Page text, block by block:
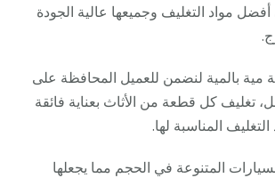
مواد التغليف وجميعها عالية الجودة
مية بالمية لنضمن للعميل المحافظة على
تغليف كل قطعة من الأثاث بعناية فائقة
المناسبة لها.
المتنوعة في الحجم مما يجعلها